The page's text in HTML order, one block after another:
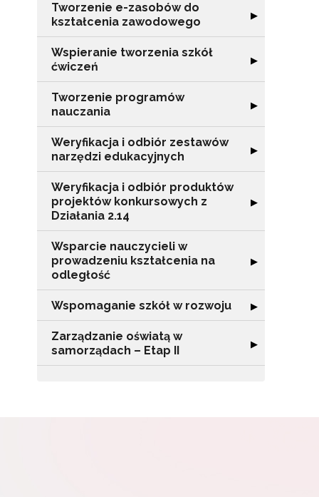
Tworzenie e-zasobów do
kształcenia zawodowego
Rozwiń sekcję
▶
Wspieranie tworzenia szkół
ćwiczeń
Rozwiń sekcję
▶
Tworzenie programów
nauczania
Rozwiń sekcję
▶
Weryfikacja i odbiór zestawów
narzędzi edukacyjnych
Rozwiń sekcję
▶
Weryfikacja i odbiór produktów
projektów konkursowych z
Działania 2.14
Rozwiń sekcję
▶
Wsparcie nauczycieli w
prowadzeniu kształcenia na
odległość
Rozwiń sekcję
▶
Wspomaganie szkół w rozwoju Rozwiń sekcję
▶
Zarządzanie oświatą w
samorządach – Etap II
Rozwiń sekcję
▶